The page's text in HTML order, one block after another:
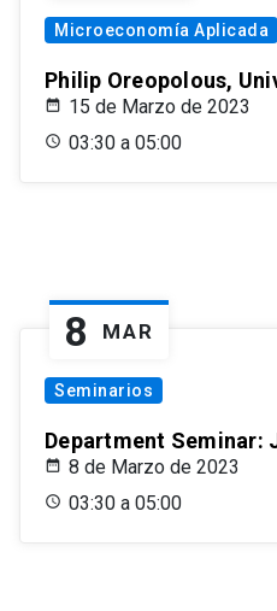
Microeconomía Aplicada
Philip Oreopolous,
15 de Marzo de 2023
03:30 a 05:00
8 MAR
Seminarios
Department Seminar:
8 de Marzo de 2023
03:30 a 05:00